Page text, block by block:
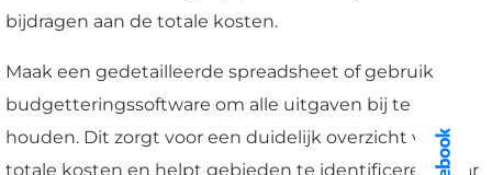
bijdragen aan de totale kosten.
Maak een gedetailleerde spreadsheet of gebruik
budgetteringssoftware om alle uitgaven bij te
houden. Dit zorgt voor een duidelijk overzicht van de
totale kosten en helpt gebieden te identificeren waar